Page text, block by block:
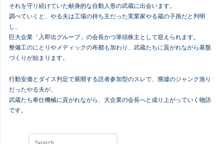
それを守り続けていた献身的な自動人形の武蔵に出会います。
調べていくと、やる夫は工場の持ち主だった実業家やる蔵の子孫だと判明
し、
巨大企業「入即出グループ」の会長かつ筆頭株主として迎えられます。
整備工のにとりやメディックの布都も加わり、武蔵たちに貢がれながら基盤
づくりが始まります。
行動安価とダイス判定で展開する読者参加型のスレで、廃墟のジャンク漁り
だったやる夫が、
武蔵たち奉仕機械に貢がれながら、大企業の会長へと成り上がっていく物語
です。